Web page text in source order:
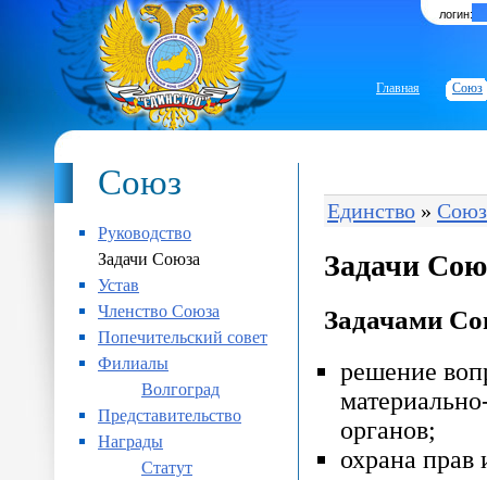
логин:
Главная Союз
Союз
Руководство
Задачи Союза
Устав
Членство Союза
Попечительский совет
Филиалы
Волгоград
Представительство
Награды
Статут
Единство » Союз
Задачи
Задачами
решение
органов;
охрана прав